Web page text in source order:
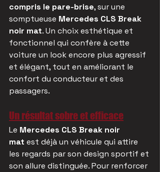
compris le pare-brise, sur une
somptueuse Mercedes CLS Break
noir mat. Un choix esthétique et
fonctionnel qui confère à cette
voiture un look encore plus agressif
et élégant, tout en améliorant le
confort du conducteur et des
passagers.
Un résultat sobre et efficace
Le Mercedes CLS Break noir
mat est déjà un véhicule qui attire
les regards par son design sportif et
son allure distinguée. Pour renforcer